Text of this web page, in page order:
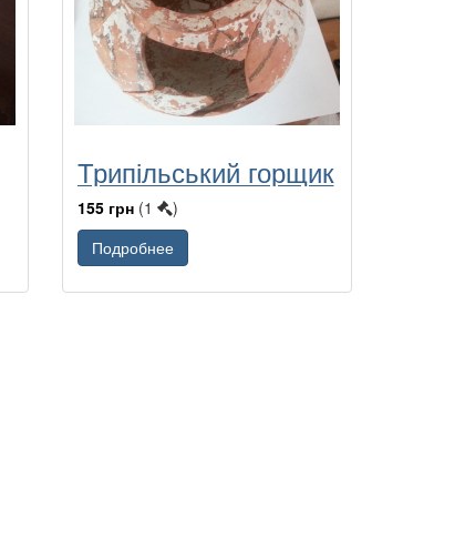
Трипільський горщик
155 грн (1
)
Подробнее